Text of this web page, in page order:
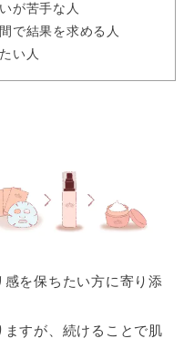
が苦手な人
で結果を求める人
い人
を保ちたい方に寄り添
すが、続けることで肌